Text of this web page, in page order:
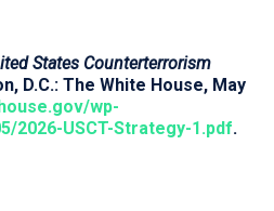
States Counterterrorism
D.C.: The White House, May
wp-
2026-USCT-Strategy-1.pdf.